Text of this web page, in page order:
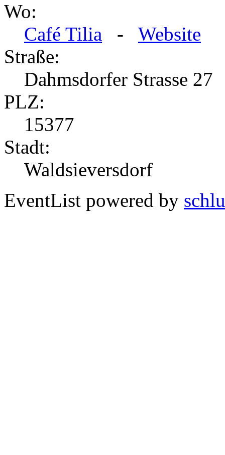
Wo:
Café Tilia - Website
Straße:
Dahmsdorfer Strasse 27
PLZ:
15377
Stadt:
Waldsieversdorf
EventList powered by